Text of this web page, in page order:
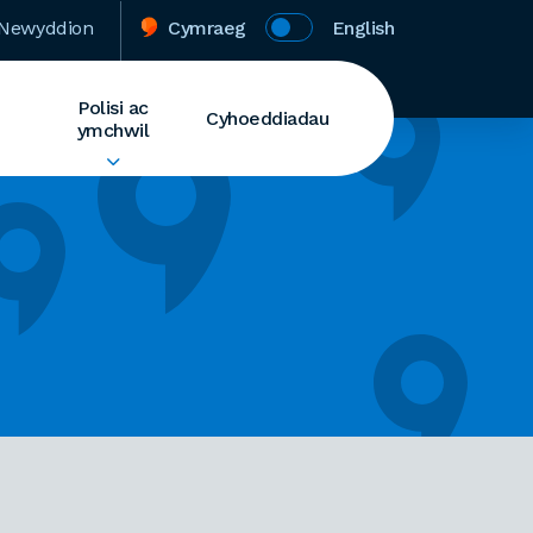
Cymraeg English
Polisi ac
ymchwil
Cyhoeddiadau